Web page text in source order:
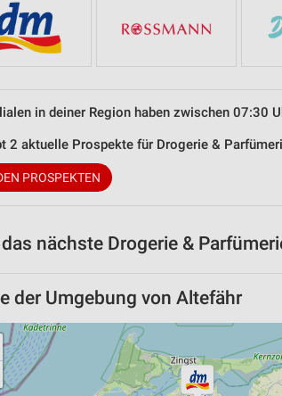
in deiner Region haben zwischen 07:30
2 aktuelle Prospekte für Drogerie &
PROSPEKTEN
nächste Drogerie &
der Umgebung von Altefähr